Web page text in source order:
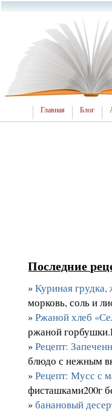
Главная Блог
Последние
»Куриная
морковь, соль и
»Ржаной хлеб
ржаной
»Рецепт:
блюдо с нежным
»Рецепт: Мусс с
фисташками200г
»банановый